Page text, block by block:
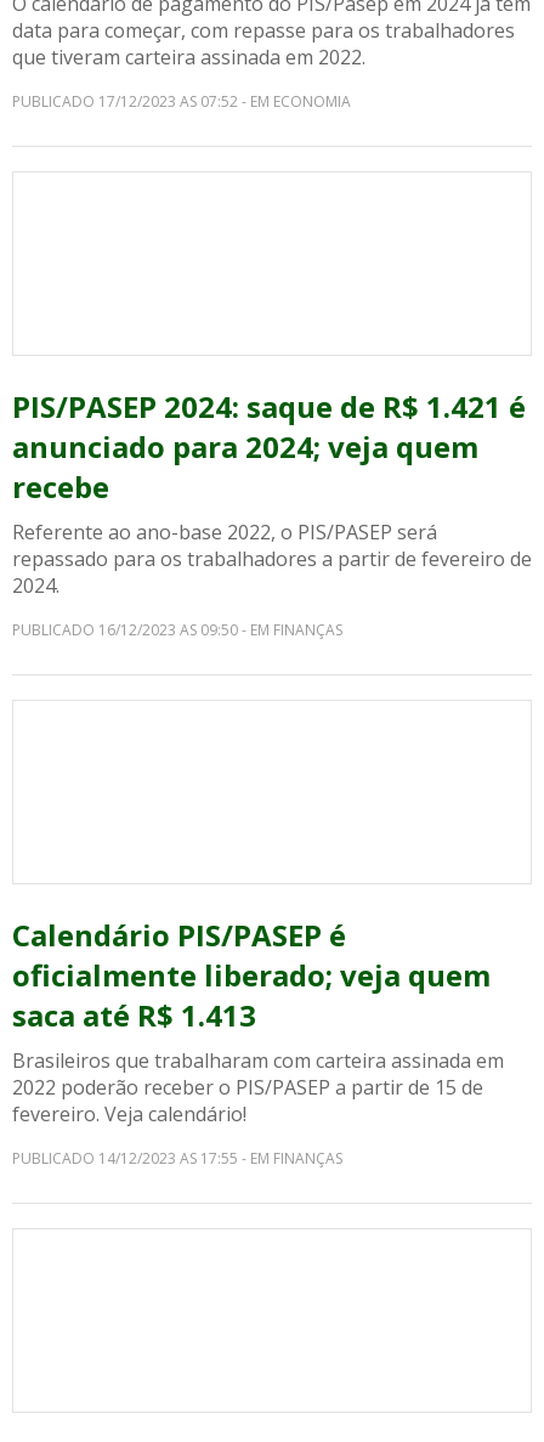
data para começar, com repasse para os trabalhadores
que tiveram carteira assinada em 2022.
PUBLICADO 17/12/2023 AS 07:52 - EM ECONOMIA
PIS/PASEP 2024: saque de R$ 1.421 é
anunciado para 2024; veja quem
recebe
Referente ao ano-base 2022, o PIS/PASEP será
repassado para os trabalhadores a partir de fevereiro de
2024.
PUBLICADO 16/12/2023 AS 09:50 - EM FINANÇAS
Calendário PIS/PASEP é
oficialmente liberado; veja quem
saca até R$ 1.413
Brasileiros que trabalharam com carteira assinada em
2022 poderão receber o PIS/PASEP a partir de 15 de
fevereiro. Veja calendário!
PUBLICADO 14/12/2023 AS 17:55 - EM FINANÇAS